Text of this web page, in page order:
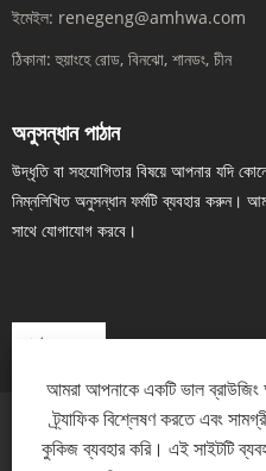
ইমেইল: renegeng@amhwa.com
ঠিকানা: হুয়াংহে রোড, বিনঝো, শানডং, চীন
অনুসন্ধান পাঠান
উদ্ধৃতি বা সহযোগিতার বিষয়ে আপনার যদি
নিম্নলিখিত অনুসন্ধান ফর্মটি ব্যবহার করুন।
সাথে যোগাযোগ করবে।
এখন তদন্ত
Links
আমরা আপনাকে একটি ভাল ব্রাউজিং
ট্র্যাফিক বিশ্লেষণ করতে এবং
কুকিজ ব্যবহার করি। এই সাইটটি